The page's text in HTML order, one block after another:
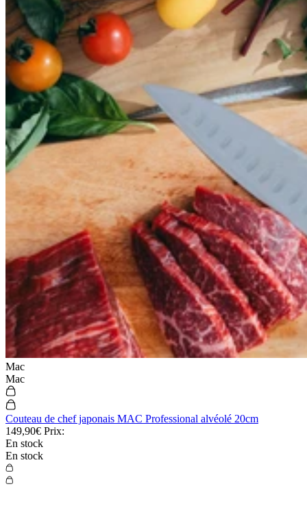
Mac
Mac
Couteau de chef japonais MAC Professional alvéolé 20cm
149,90€ Prix:
En stock
En stock